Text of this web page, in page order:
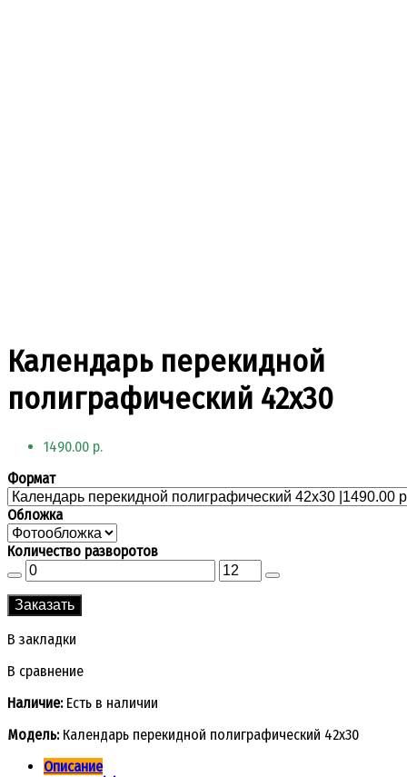
Календарь перекидной
полиграфический 42x30
1490.00 р.
Формат
Обложка
Количество разворотов
Заказать
В закладки
В сравнение
Наличие:Есть в наличии
Модель: Календарь перекидной полиграфический 42x30
Описание